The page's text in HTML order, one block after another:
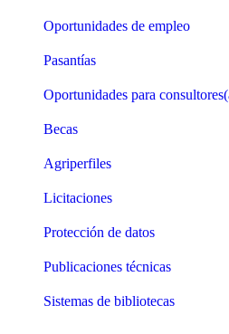
Oportunidades de empleo
Pasantías
Oportunidades para
Becas
Agriperfiles
Licitaciones
Protección de datos
Publicaciones técnicas
Sistemas de bibliotecas